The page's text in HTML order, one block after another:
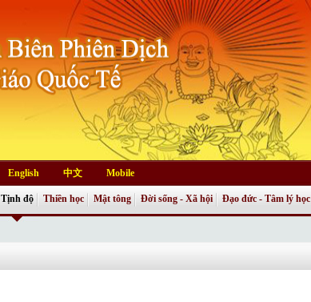
English 中文 Mobile
Tịnh độ Thiền học Mật tông Đời sống - Xã hội Đạo đức - Tâm lý học